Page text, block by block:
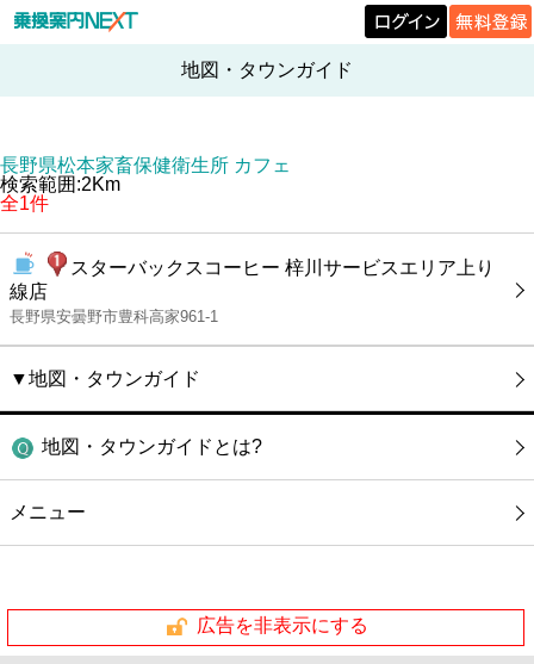
地図・タウンガイド
長野県松本家畜保健衛生所 カフェ
検索範囲:2Km
全1件
スターバックスコーヒー 梓川サービスエリア上り
線店
長野県安曇野市豊科高家961-1
▼地図・タウンガイド
地図・タウンガイドとは?
メニュー
広告を非表示にする